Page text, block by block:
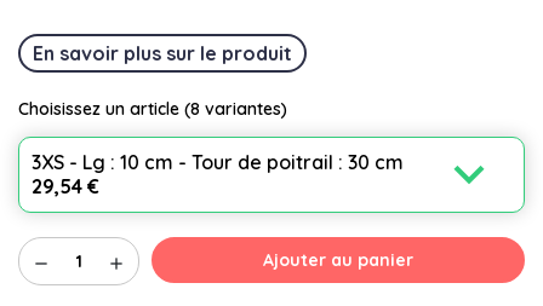
En savoir plus sur le produit
Choisissez un article (8 variantes)
3XS - Lg : 10 cm - Tour de poitrail : 30 cm
29,54 €
expand_more
remove add Ajouter au panier